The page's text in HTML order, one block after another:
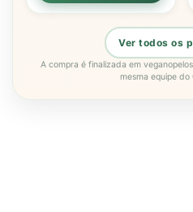
Ver todos os
A compra é finalizada em
mesma equipe do